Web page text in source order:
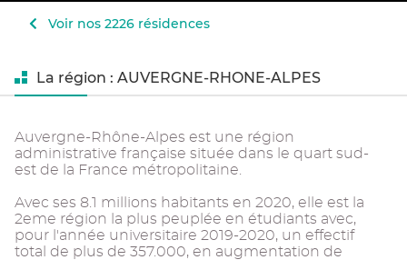
Voir nos 2226 résidences
La région : AUVERGNE-RHONE-ALPES
Auvergne-Rhône-Alpes est une région
administrative française située dans le quart sud-
est de la France métropolitaine.
Avec ses 8.1 millions habitants en 2020, elle est la
2eme région la plus peuplée en étudiants avec,
pour l'année universitaire 2019-2020, un effectif
total de plus de 357.000, en augmentation de